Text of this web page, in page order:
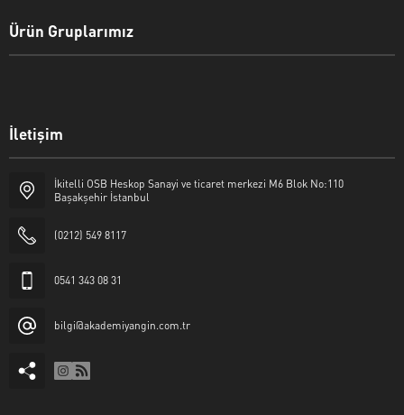
Ürün Gruplarımız
İletişim
İkitelli OSB Heskop Sanayi ve ticaret merkezi M6 Blok No:110
Başakşehir İstanbul
(0212) 549 8117
0541 343 08 31
bilgi@akademiyangin.com.tr